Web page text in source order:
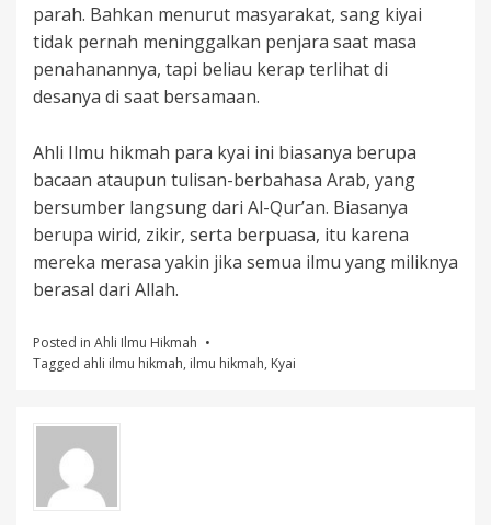
parah. Bahkan menurut masyarakat, sang kiyai
tidak pernah meninggalkan penjara saat masa
penahanannya, tapi beliau kerap terlihat di
desanya di saat bersamaan.
Ahli Ilmu hikmah para kyai ini biasanya berupa
bacaan ataupun tulisan-berbahasa Arab, yang
bersumber langsung dari Al-Qur’an. Biasanya
berupa wirid, zikir, serta berpuasa, itu karena
mereka merasa yakin jika semua ilmu yang miliknya
berasal dari Allah.
Posted in Ahli Ilmu Hikmah
Tagged ahli ilmu hikmah, ilmu hikmah, Kyai